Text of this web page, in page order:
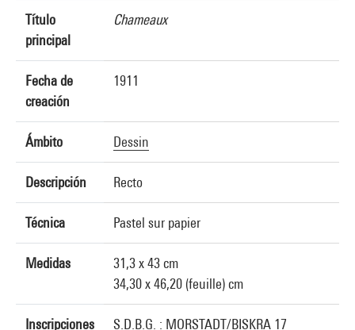
Título
principal
Chameaux
Fecha de
creación
1911
Ámbito Dessin
Descripción Recto
Técnica Pastel sur papier
Medidas
31,3 x 43 cm
34,30 x 46,20 (feuille) cm
Inscripciones S.D.B.G. : MORSTADT/BISKRA 17